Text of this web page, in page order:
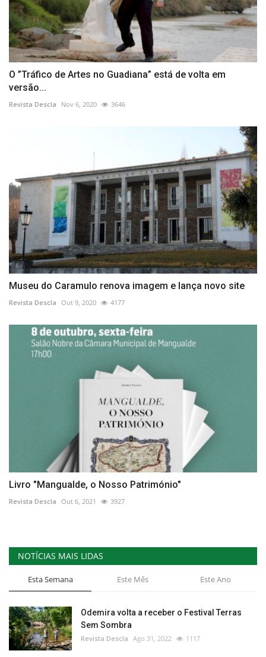
O ”Tráfico de Artes no Guadiana” está de volta em
versão...
Revista Descla Nov 6, 2020 3646
Museu do Caramulo renova imagem e lança novo site
Revista Descla Out 9, 2020 4177
Livro "Mangualde, o Nosso Património"
Revista Descla Out 6, 2021 3927
NOTÍCIAS MAIS LIDAS
Esta Semana Este Mês Este Ano
Odemira volta a receber o Festival Terras
Sem Sombra
Revista Descla Ago 31, 2022 1117